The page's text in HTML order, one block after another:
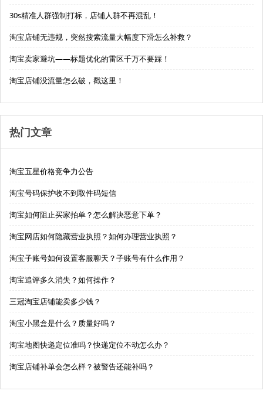
30s精准人群强制打标，店铺人群不再混乱！
淘宝店铺无违规，突然搜索流量大幅度下滑怎么补救？
淘宝卖家避坑——标题优化的雷区千万不要踩！
淘宝店铺没流量怎么破，戳这里！
热门文章
淘宝五星价格竞争力公告
淘宝号码保护收不到取件码短信
淘宝如何阻止买家拍单？怎么解决恶意下单？
淘宝网店如何隐藏营业执照？如何办理营业执照？
淘宝子账号如何设置客服聊天？子账号有什么作用？
淘宝追评多久消失？如何操作？
三冠淘宝店铺能卖多少钱？
淘宝小黑盒是什么？质量好吗？
淘宝地图快递定位准吗？快递定位不动怎么办？
淘宝店铺补单会怎么样？被警告还能补吗？